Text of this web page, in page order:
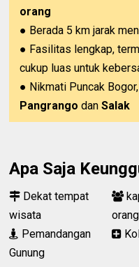
orang
● Berada 5 km jarak
● Fasilitas lengkap,
cukup luas untuk
● Nikmati Puncak
Pangrango danSalak
Apa Saja
Dekat tempat
wisata
Pemandangan
Gunung
orang